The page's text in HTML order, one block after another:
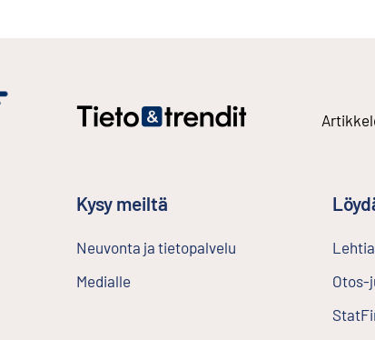
Kysy meiltä
Neuvonta ja tietopalvelu
Medialle
Otos-